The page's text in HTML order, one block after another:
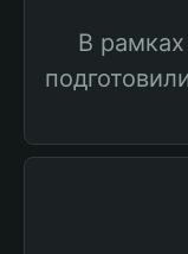
В